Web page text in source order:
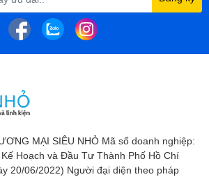
MẠI SIÊU NHỎ Mã số doanh nghiệp:
Hoạch và Đầu Tư Thành Phố Hồ Chí
20/06/2022) Người đại diện theo pháp